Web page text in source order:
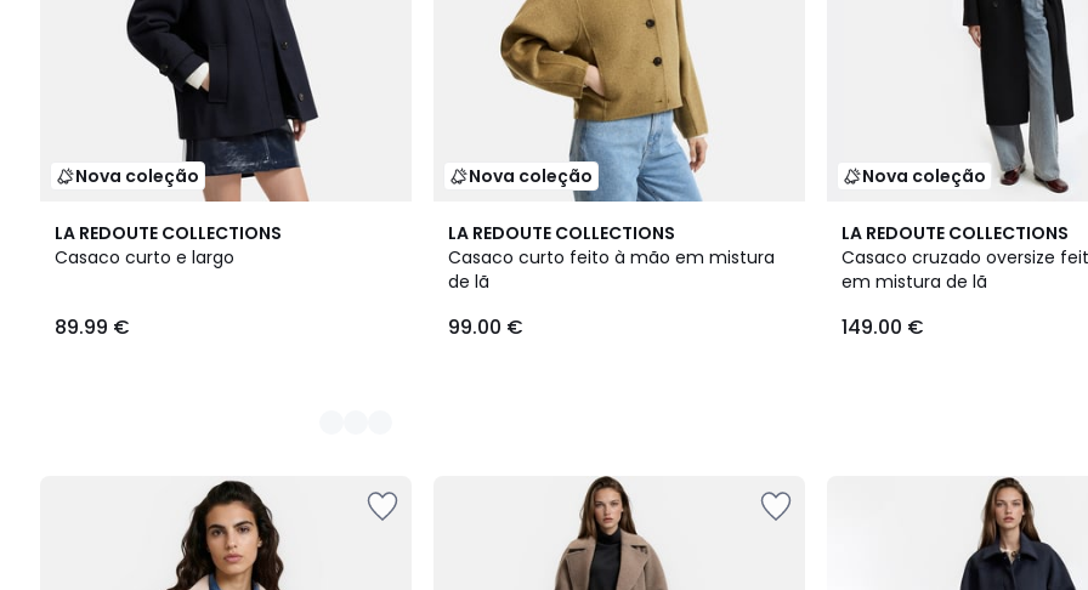
Nova coleção
LA REDOUTE COLLECTIONS
Casaco curto e largo
89.99 €
2
Cores
Nova coleção
LA REDOUTE COLLECTIONS
Casaco curto feito à mão em mistura
de lã
99.00 €
Nova coleção
LA REDOUTE COLLECTIONS
Casaco cruzado oversize
em mistura de lã
149.00 €
4
Cores